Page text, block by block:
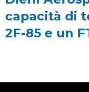
capacità di
2F-85 e un